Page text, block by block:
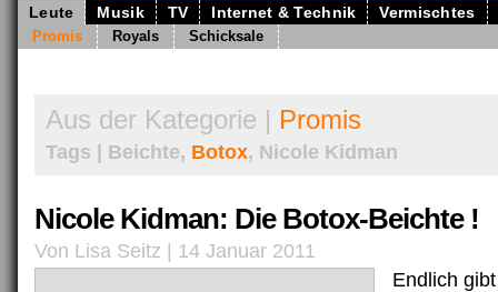
Leute Musik TV Internet & Technik Vermischtes
Promis Royals Schicksale
Aus der Kategorie | Promis
Tags | Beichte, Botox, Nicole Kidman
Nicole Kidman: Die Botox-Beichte !
Von Lisa Seitz | 14 Januar 2011
Endlich